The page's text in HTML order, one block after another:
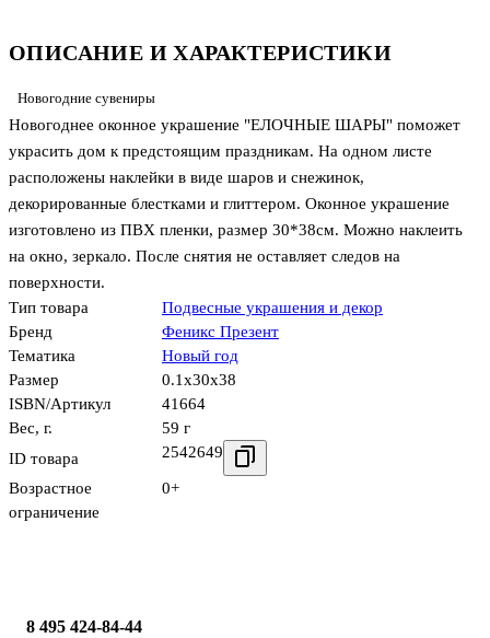
ОПИСАНИЕ И ХАРАКТЕРИСТИКИ
Новогодние сувениры
Новогоднее оконное украшение "ЕЛОЧНЫЕ ШАРЫ" поможет
украсить дом к предстоящим праздникам. На одном листе
расположены наклейки в виде шаров и снежинок,
декорированные блестками и глиттером. Оконное украшение
изготовлено из ПВХ пленки, размер 30*38см. Можно наклеить
на окно, зеркало. После снятия не оставляет следов на
поверхности.
Тип товара
Подвесные украшения и декор
Бренд
Феникс Презент
Тематика
Новый год
Размер
0.1x30x38
ISBN/Артикул
41664
Вес, г.
59 г
ID товара
2542649
Возрастное
ограничение
0+
8 495 424-84-44